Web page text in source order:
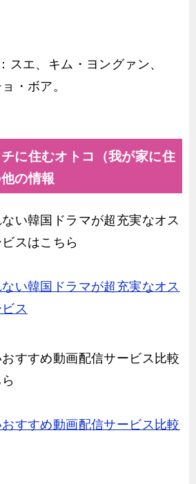
スエ、キム・ヨングァン、
・ボア。
に住むオトコ（我が家に住
の情報
い韓国ドラマが超充実なオス
スはこちら
い韓国ドラマが超充実なオス
ス
すすめ動画配信サービス比較
すすめ動画配信サービス比較